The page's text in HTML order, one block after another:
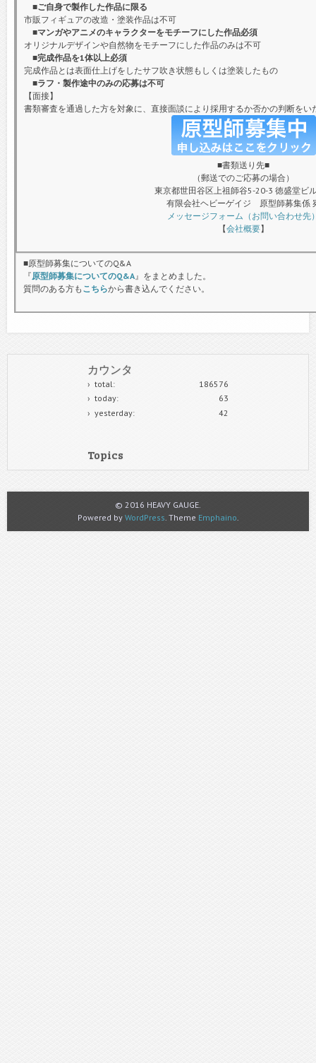
■ご自身で製作した作品に限る
市販フィギュアの改造・塗装作品は不可
■マンガやアニメのキャラクターをモチーフにした作品必須
オリジナルデザインや自然物をモチーフにした作品のみは不可
■完成作品を1体以上必須
完成作品とは表面仕上げをしたサフ吹き状態もしくは塗装したもの
■ラフ・製作途中のみの応募は不可
【面接】
書類審査を通過した方を対象に、直接面談により採用するか否かの判断をい
■書類送り先■
（郵送でのご応募の場合）
東京都世田谷区上祖師谷5-20-3 徳盛堂ビ
有限会社ヘビーゲイジ 原型師募集係
メッセージフォーム（お問い合わせ先
【会社概要】
■原型師募集についてのQ&A
『原型師募集についてのQ&A』をまとめました。
質問のある方も こちらから書き込んでください。
カウンタ
186576
total:
63
today:
42
yesterday:
Topics
© 2016 HEAVY GAUGE.
Powered by WordPress . Theme Emphaino